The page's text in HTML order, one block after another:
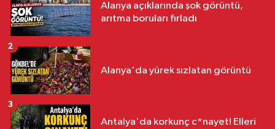
Alanya açıklarında şok görüntü,
arıtma boruları fırladı
Alanya'da yürek sızlatan görüntü
2
Antalya'da korkunç c*nayet! Elleri
3